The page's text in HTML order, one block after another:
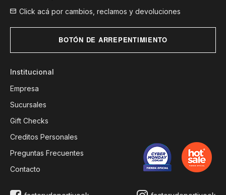
Institucional
Empresa
Sucursales
Gift Checks
Creditos Personales
Preguntas Frecuentes
Contacto
Click acá por cambios, reclamos y devoluciones
BOTÓN DE ARREPENTIMIENTO